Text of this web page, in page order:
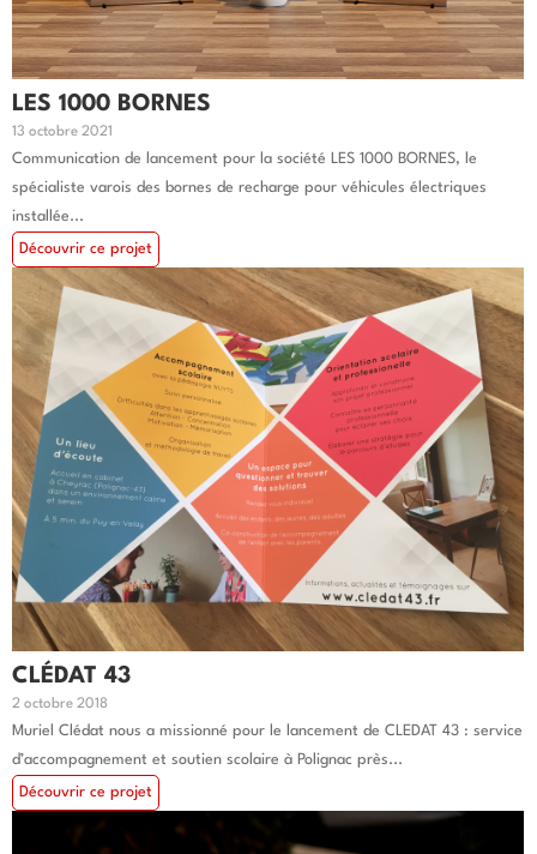
LES 1000 BORNES
13 octobre 2021
Communication de lancement pour la société LES 1000 BORNES, le
spécialiste varois des bornes de recharge pour véhicules électriques
installée...
Découvrir ce projet
CLÉDAT 43
2 octobre 2018
Muriel Clédat nous a missionné pour le lancement de CLEDAT 43 : service
d’accompagnement et soutien scolaire à Polignac près...
Découvrir ce projet